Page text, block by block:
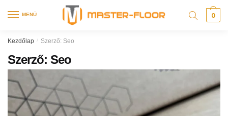
MENÜ 0
Kezdőlap / Szerző: Seo
Szerző: Seo